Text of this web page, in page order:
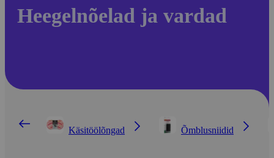
Heegelnõelad ja vardad
Käsitöölõngad Õmblusniidid